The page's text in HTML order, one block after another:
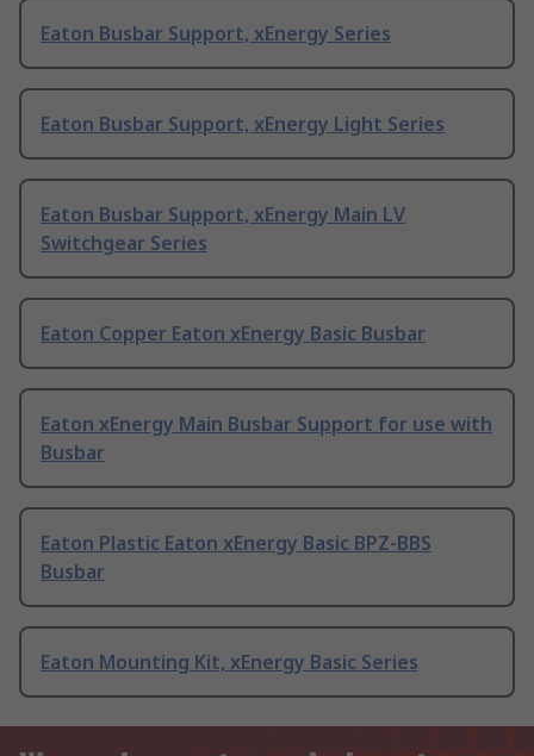
Eaton Busbar Support, xEnergy Series
Eaton Busbar Support, xEnergy Light Series
Eaton Busbar Support, xEnergy Main LV
Switchgear Series
Eaton Copper Eaton xEnergy Basic Busbar
Eaton xEnergy Main Busbar Support for use with
Busbar
Eaton Plastic Eaton xEnergy Basic BPZ-BBS
Busbar
Eaton Mounting Kit, xEnergy Basic Series